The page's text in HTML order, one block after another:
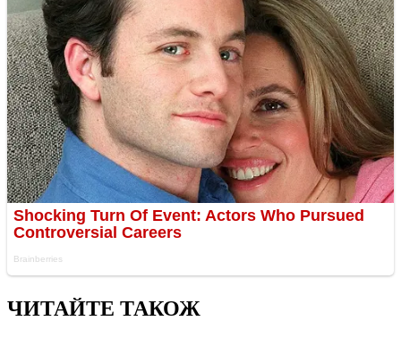
ЧИТАЙТЕ ТАКОЖ